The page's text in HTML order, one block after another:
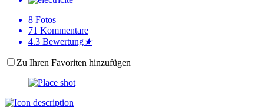
8 Fotos
71 Kommentare
4.3 Bewertung★
Zu Ihren Favoriten hinzufügen